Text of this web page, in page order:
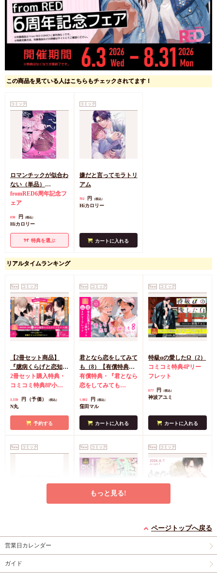
この商品を見ている人はこちらもチェックされてます！
コミック
ロマンチックが似合わ
ない（単品）
【「fromRED6周年」
記念フェア・対象商
fromRED6周年記念フ
ェア
858 円 （税込）
Hiカロリー
特典を選ぶ
コミック
嫌だと言ってモラトリ
アム
792 円 （税込）
Hiカロリー
カートに入れる
リアルタイムランキング
New コミック
【2冊セット商品】
『臆病くらげと恋知ら
ず【有償】+柴崎さん
のケモノみち【有
約キャンペーン(抽■
2冊セット購入特典・
コミコミ特典8P小冊
2枚
有償特典・『臆病
となの公式同人誌
償特典・『柴崎さんの
アクリルカードキーホ
店舗共通特典ペ
3,559 円（予価） （税込）
N丸
予約する
New コミック
君となら恋をしてみて
も（8）【有償特典・
学生証風カード2枚セ
ット】
有償特典・『君となら
恋をしてみても
ド2枚セット
1,892 円 （税込）
窪田マル
カートに入れる
New コミック
特級αの愛したΩ（2）
コミコミ特典4Pリー
フレット
877 円 （税込）
神波アユミ
カートに入れる
New コミック
小冊子＋箔押しA5ア
クリルボード】
有償特典・『エンドロ
ールは地獄まで
（3）』小冊子 有償特
典・『エンドロールは
地獄まで（3）』箔押
3,894
三ツ星しずく
New コミック
有償特典・『シュガー
コミコミ特典4Pリー
典ミニイラストカード
New コミック
特典・小冊子】
有償特典・『うなじに
もっと見る!
ページトップへ戻る
営業日カレンダー
ガイド